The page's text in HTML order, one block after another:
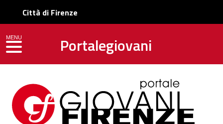
Città di Firenze
Portalegiovani
MENU
toggle navigation